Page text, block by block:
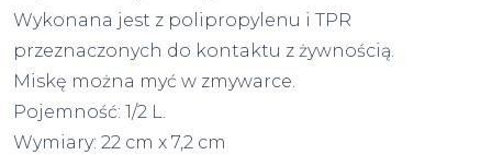
Wykonana jest z polipropylenu i TPR
przeznaczonych do kontaktu z żywnością.
Miskę można myć w zmywarce.
Pojemność: 1/2 L.
Wymiary: 22 cm x 7,2 cm